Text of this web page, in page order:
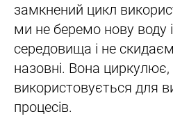
замкнений цикл
ми не беремо нову воду
середовища і не
назовні. Вона
використовується для
процесів.